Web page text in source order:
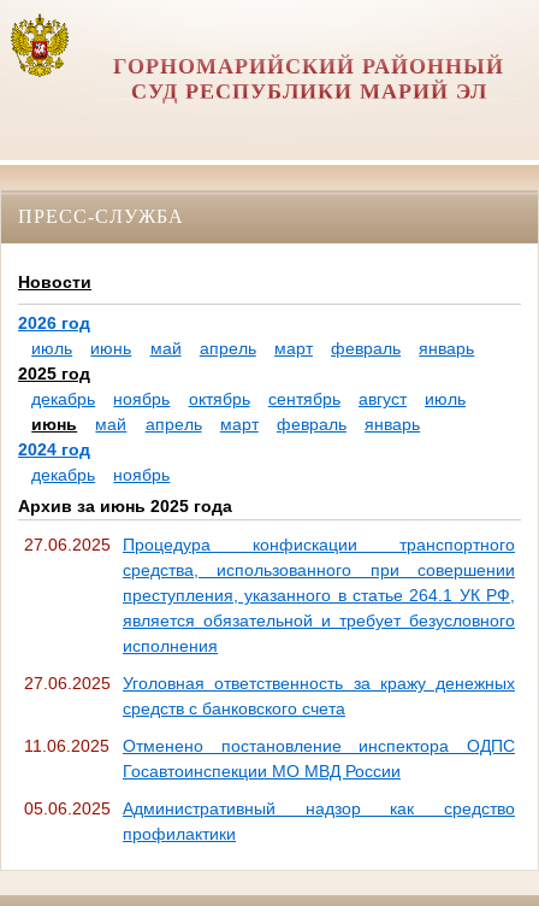
ГОРНОМАРИЙСКИЙ РАЙОННЫЙ
СУД РЕСПУБЛИКИ МАРИЙ ЭЛ
ПРЕСС-СЛУЖБА
Новости
2026 год
июль
июнь май апрель март февраль
январь
2025 год
декабрь
ноябрь октябрь сентябрь август
июль
июнь
май апрель март февраль
январь
2024 год
декабрь
ноябрь
Архив за июнь 2025 года
27.06.2025
Процедура конфискации транспортного
средства, использованного при совершении
преступления, указанного в статье 264.1 УК РФ,
является обязательной и требует безусловного
исполнения
27.06.2025
Уголовная ответственность за кражу денежных
средств с банковского счета
11.06.2025
Отменено постановление инспектора ОДПС
Госавтоинспекции МО МВД России
05.06.2025
Административный надзор как средство
профилактики